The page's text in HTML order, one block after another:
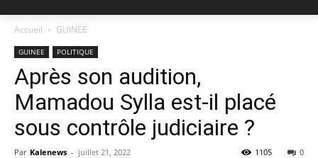
Accueil GUINEE
GUINEE POLITIQUE
Après son audition,
Mamadou Sylla est-il placé
sous contrôle judiciaire ?
Par Kalenews - juillet 21, 2022 0
1105